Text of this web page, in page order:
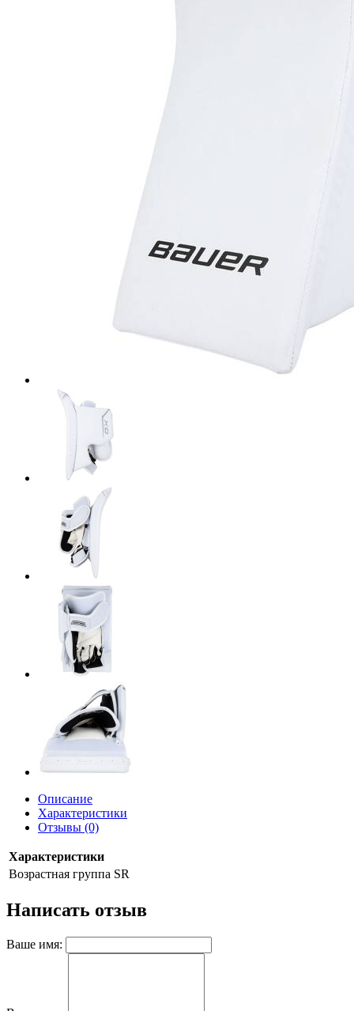
Описание
Характеристики
Отзывы (0)
Характеристики
Возрастная группа SR
Написать отзыв
Ваше имя: